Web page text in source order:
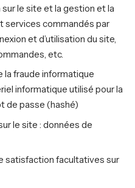
le site et la gestion et la
commandés par
et d’utilisation du site,
etc.
fraude informatique
informatique utilisé pour la
de passe (hashé)
le site : données de
satisfaction facultatives sur